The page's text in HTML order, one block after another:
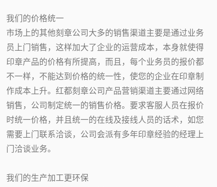
我们的价格统一
市场上的其他刻章公司大多的销售渠道主要是通过业务
员上门销售，这样加大了企业的运营成本，本身就使得
印章产品的价格有所提高，而且，每个业务员的报价都
不一样，不能达到价格的统一性，使您的企业在印章制
作成本上升。红都刻章公司产品营销渠道主要通过网络
销售，公司制定统一的销售价格。要求客服人员在报价
时统一价格，并且统一的在线及接线人员的话术，如您
需要上门联系洽谈，公司会派有多年印章经验的经理上
门洽谈业务。
我们的生产加工更环保